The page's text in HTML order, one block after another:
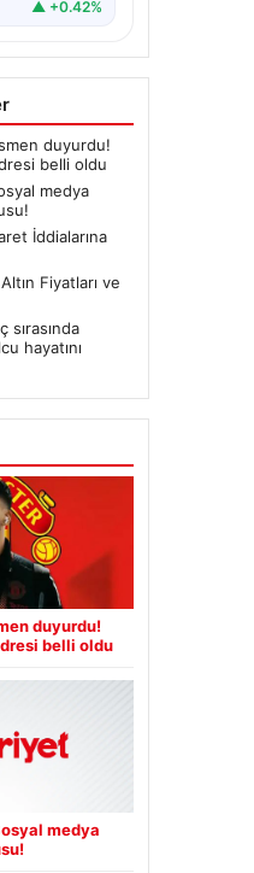
▲ +0.42%
duyurdu!
belli oldu
medya
İddialarına
Fiyatları ve
hayatını
duyurdu!
belli oldu
medya